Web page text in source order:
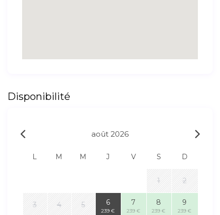
Disponibilité
août 2026
L M M J V S D
1 2
3 4 5 6
239 €
7
239 €
8
239 €
9
239 €